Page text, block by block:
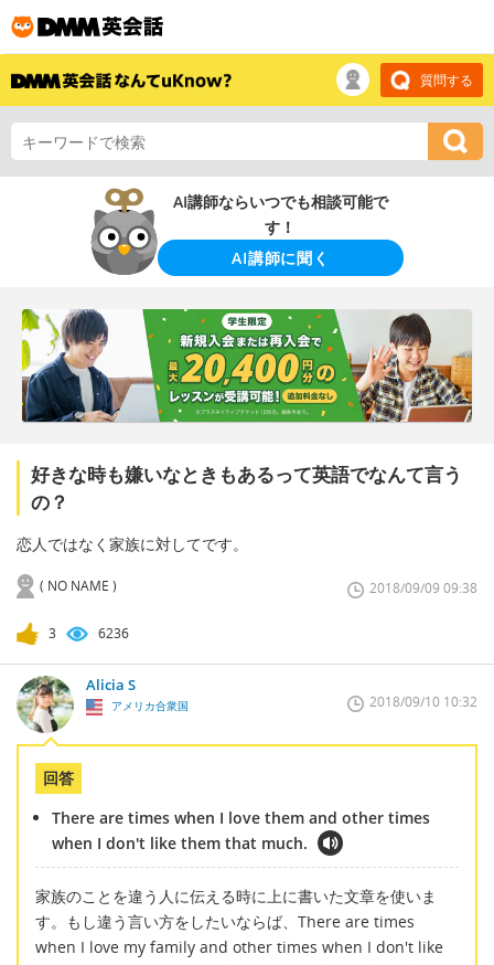
質問する
AI講師ならいつでも相談可能で
す！
AI講師に聞く
好きな時も嫌いなときもあるって英語でなんて言う
の？
恋人ではなく家族に対してです。
( NO NAME ) 2018/09/09 09:38
3 6236
Alicia S
アメリカ合衆国 2018/09/10 10:32
回答
There are times when I love them and other times
when I don't like them that much.
家族のことを違う人に伝える時に上に書いた文章を使いま
す。もし違う言い方をしたいならば、There are times
when I love my family and other times when I don't like